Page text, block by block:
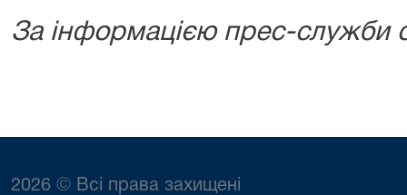
За інформацією прес-служби
2026 © Всі права захищені